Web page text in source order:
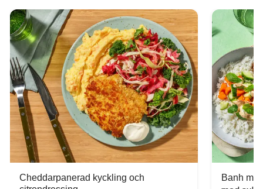
Cheddarpanerad kyckling och
Banh mi-